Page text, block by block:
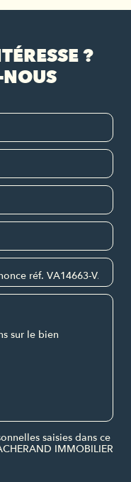
?
saisies dans ce
IMMOBILIER